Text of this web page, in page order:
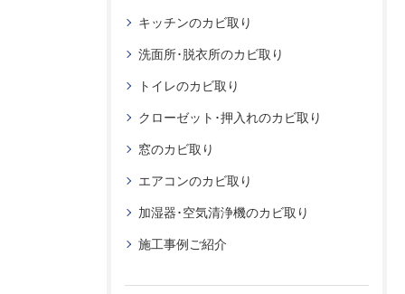
キッチンのカビ取り
洗面所･脱衣所のカビ取り
トイレのカビ取り
クローゼット･押入れのカビ取り
窓のカビ取り
エアコンのカビ取り
加湿器･空気清浄機のカビ取り
施工事例ご紹介